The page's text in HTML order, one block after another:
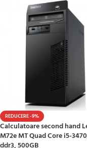
REDUCERE -9%
Calculatoare second hand
M72e MT Quad Core i5-